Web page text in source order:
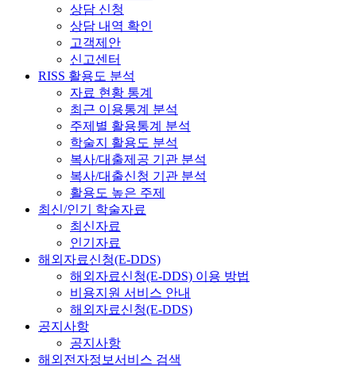
상담 신청
상담 내역 확인
고객제안
신고센터
RISS 활용도 분석
자료 현황 통계
최근 이용통계 분석
주제별 활용통계 분석
학술지 활용도 분석
복사/대출제공 기관 분석
복사/대출신청 기관 분석
활용도 높은 주제
최신/인기 학술자료
최신자료
인기자료
해외자료신청(E-DDS)
해외자료신청(E-DDS) 이용 방법
비용지원 서비스 안내
해외자료신청(E-DDS)
공지사항
공지사항
해외전자정보서비스 검색